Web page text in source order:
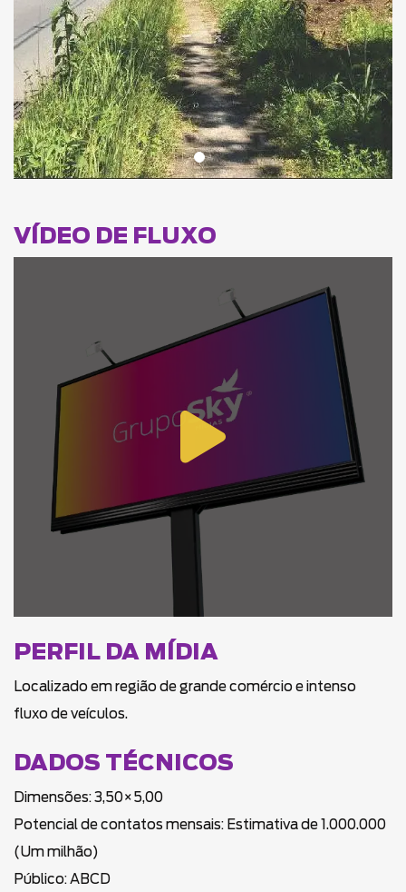
VÍDEO DE FLUXO
PERFIL DA MÍDIA
Localizado em região de grande comércio e intenso
fluxo de veículos.
DADOS TÉCNICOS
Dimensões: 3,50×5,00
Potencial de contatos mensais: Estimativa de 1.000.000
(Um milhão)
Público: ABCD